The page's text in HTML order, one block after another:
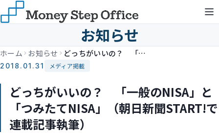
お知らせ
ホーム お知らせ どっちがいいの？ 「一般のNISA」と「つみたてNISA」（朝日新聞START!で連載記事執筆）
2018.01.31 メディア掲載
どっちがいいの？ 「一般のNISA」と
「つみたてNISA」（朝日新聞START!で
連載記事執筆）